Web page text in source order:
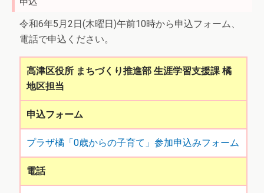
令和6年5月2日(木曜日)午前10時から申込フォーム、
電話で申込ください。
高津区役所 まちづくり推進部 生涯学習支援課 橘
地区担当
申込フォーム
プラザ橘「0歳からの子育て」参加申込みフォーム
電話